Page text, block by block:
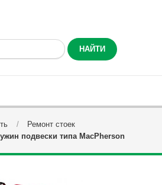
Ремонт стоек
подвески типа MacPherson